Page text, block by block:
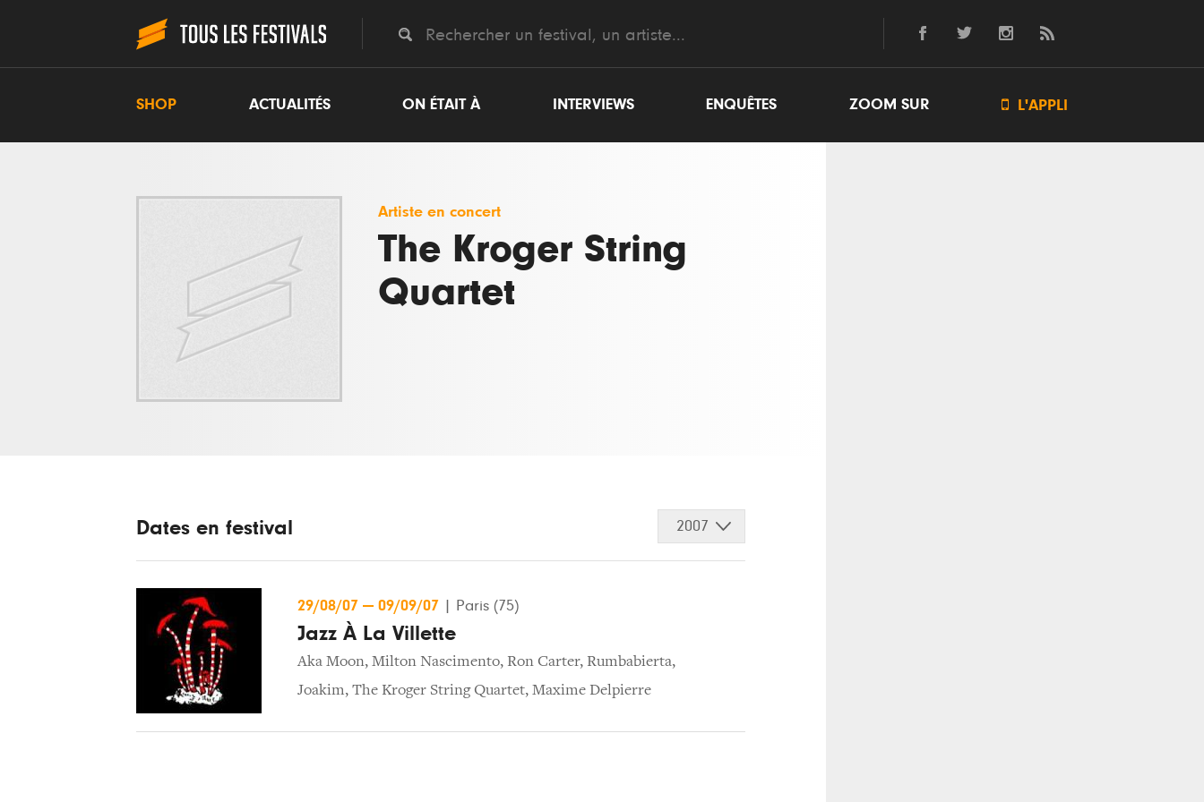
SHOP ACTUALITÉS ON ÉTAIT À INTERVIEWS ENQUÊTES ZOOM SUR  L'APPLI
Artiste en concert
The Kroger String
Quartet
Dates en festival 2007
29/08/07 — 09/09/07 Paris (75)
Jazz À La Villette
Aka Moon, Milton Nascimento, Ron Carter, Rumbabierta,
Joakim, The Kroger String Quartet, Maxime Delpierre